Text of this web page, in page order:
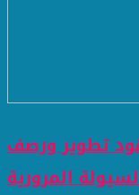
تطوير ورصف
المرورية